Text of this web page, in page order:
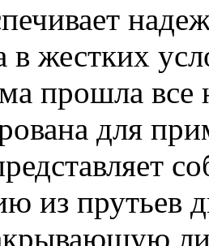
в жестких
прошла все
для
из